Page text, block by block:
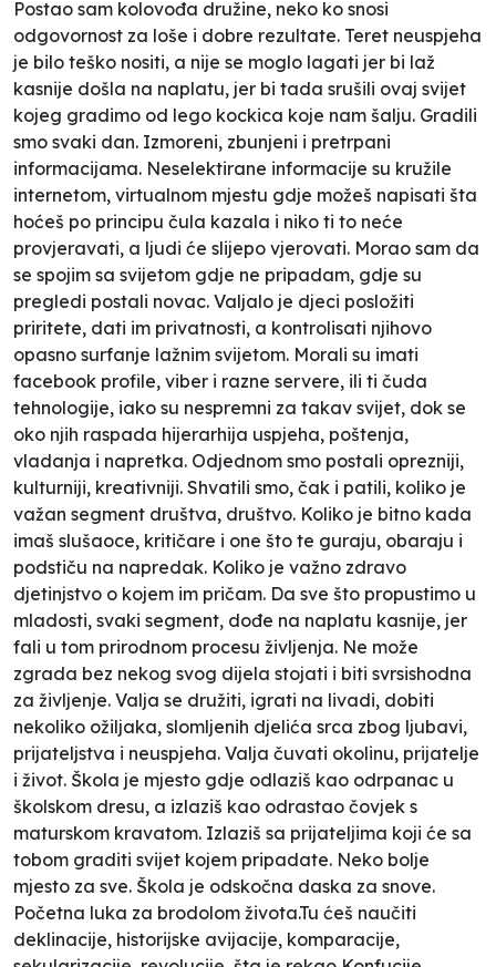
Postao sam kolovođa družine, neko ko snosi
odgovornost za loše i dobre rezultate. Teret neuspjeha
je bilo teško nositi, a nije se moglo lagati jer bi laž
kasnije došla na naplatu, jer bi tada srušili ovaj svijet
kojeg gradimo od lego kockica koje nam šalju. Gradili
smo svaki dan. Izmoreni, zbunjeni i pretrpani
informacijama. Neselektirane informacije su kružile
internetom, virtualnom mjestu gdje možeš napisati šta
hoćeš po principu čula kazala i niko ti to neće
provjeravati, a ljudi će slijepo vjerovati. Morao sam da
se spojim sa svijetom gdje ne pripadam, gdje su
pregledi postali novac. Valjalo je djeci posložiti
priritete, dati im privatnosti, a kontrolisati njihovo
opasno surfanje lažnim svijetom. Morali su imati
facebook profile, viber i razne servere, ili ti čuda
tehnologije, iako su nespremni za takav svijet, dok se
oko njih raspada hijerarhija uspjeha, poštenja,
vladanja i napretka. Odjednom smo postali oprezniji,
kulturniji, kreativniji. Shvatili smo, čak i patili, koliko je
važan segment društva, društvo. Koliko je bitno kada
imaš slušaoce, kritičare i one što te guraju, obaraju i
podstiču na napredak. Koliko je važno zdravo
djetinjstvo o kojem im pričam. Da sve što propustimo u
mladosti, svaki segment, dođe na naplatu kasnije, jer
fali u tom prirodnom procesu življenja. Ne može
zgrada bez nekog svog dijela stojati i biti svrsishodna
za življenje. Valja se družiti, igrati na livadi, dobiti
nekoliko ožiljaka, slomljenih djelića srca zbog ljubavi,
prijateljstva i neuspjeha. Valja čuvati okolinu, prijatelje
i život. Škola je mjesto gdje odlaziš kao odrpanac u
školskom dresu, a izlaziš kao odrastao čovjek s
maturskom kravatom. Izlaziš sa prijateljima koji će sa
tobom graditi svijet kojem pripadate. Neko bolje
mjesto za sve. Škola je odskočna daska za snove.
Početna luka za brodolom života.Tu ćeš naučiti
deklinacije, historijske avijacije, komparacije,